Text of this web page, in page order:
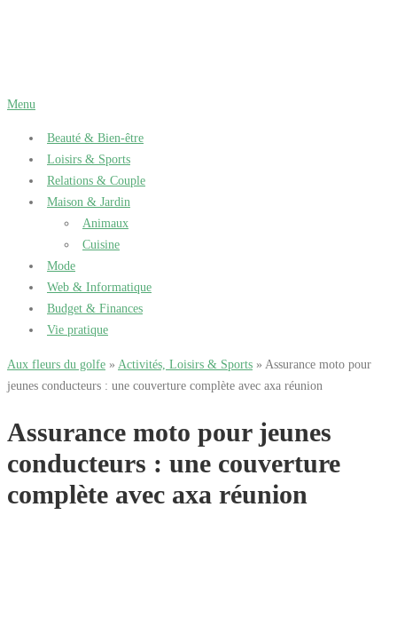
Menu
Beauté & Bien-être
Loisirs & Sports
Relations & Couple
Maison & Jardin
Animaux
Cuisine
Mode
Web & Informatique
Budget & Finances
Vie pratique
Aux fleurs du golfe » Activités, Loisirs & Sports » Assurance moto pour
jeunes conducteurs : une couverture complète avec axa réunion
Assurance moto pour jeunes
conducteurs : une couverture
complète avec axa réunion